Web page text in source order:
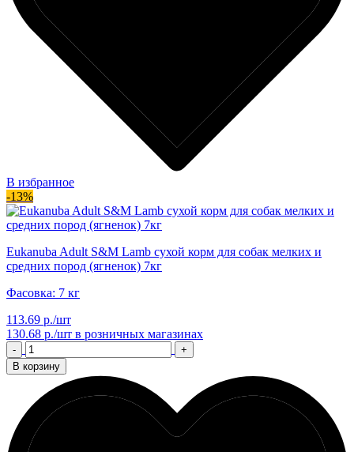
В избранное
-13%
Eukanuba Adult S&M Lamb сухой корм для собак мелких и
средних пород (ягненок) 7кг
Фасовка: 7 кг
113.69 р./шт
130.68 р./шт в розничных магазинах
-
+
В корзину